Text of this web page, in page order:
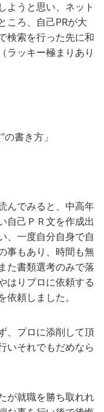
ようと思い、ネット
ころ、自己PRが大
検索を行った先に和
ラッキー極まりあり
書き方」
んでみると、中高年
自己ＰＲ文を作成出
、一度自分自身で自
事もあり、時間も無
た書類選考のみで落
はりプロに依頼する
頼しました。
、プロに添削して頂
いそれでもだめなら
が就職を勝ち取れれ